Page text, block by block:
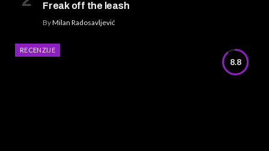
Freak off the leash
ByMilan Radosavljević
8.8
RECENZIJE